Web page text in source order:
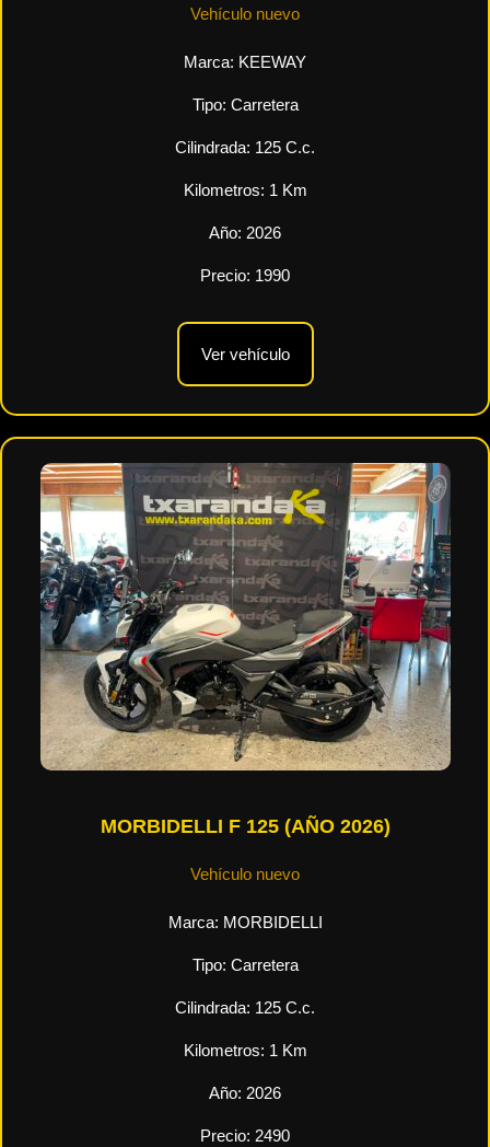
Vehículo nuevo
Marca: KEEWAY
Tipo: Carretera
Cilindrada: 125 C.c.
Kilometros: 1 Km
Año: 2026
Precio: 1990
Ver vehículo
MORBIDELLI F 125 (AÑO 2026)
Vehículo nuevo
Marca: MORBIDELLI
Tipo: Carretera
Cilindrada: 125 C.c.
Kilometros: 1 Km
Año: 2026
Precio: 2490